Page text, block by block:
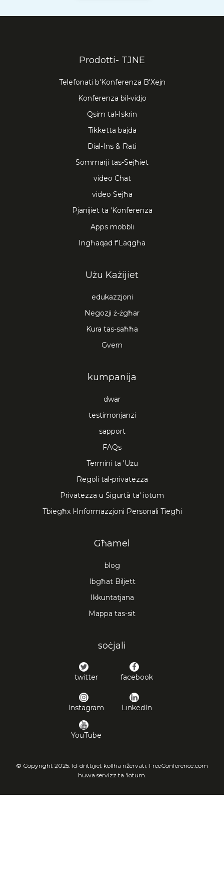
Prodotti- TJNE
Telefonati b'Konferenza B'Xejn
Konferenza bil-vidjo
Qsim tal-Iskrin
Tikketta bajda
Dial-Ins & Rati
Sommarji tas-Sejħiet
video Chat
video Sejħa
Pjanijiet ta 'Konferenza
Apps mobbli
Ingħaqad f'Laqgħa
Użu Każijiet
edukazzjoni
Negozji ż-żgħar
Kura tas-saħħa
Gvern
kumpanija
dwar
testimonjanzi
sapport
FAQs
Termini ta 'Użu
Regoli tal-privatezza
Privatezza u Sigurtà ta' iotum
Tbiegħx l-Informazzjoni Personali Tiegħi
Għamel
blog
Ibgħat Biljett
Ikkuntatjana
Mappa tas-sit
soċjali
twitter facebook
Instagram LinkedIn
YouTube
© Copyright 2025. Id-drittijiet kollha riżervati. FreeConference.com
huwa servizz ta 'iotum.